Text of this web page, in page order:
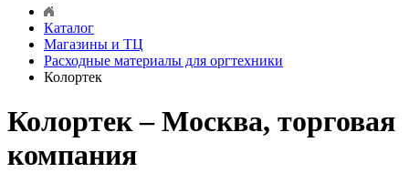
Каталог
Магазины и ТЦ
Расходные материалы для оргтехники
Колортек
Колортек – Москва, торговая
компания